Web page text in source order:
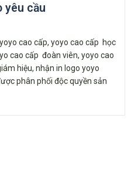
yêu cầu
cao cấp, yoyo cao cấp học
cao cấp đoàn viên, yoyo cao
hiệu, nhận in logo yoyo
phân phối độc quyền sản